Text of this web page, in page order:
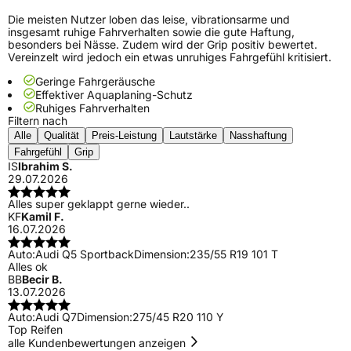
Die meisten Nutzer loben das leise, vibrationsarme und
insgesamt ruhige Fahrverhalten sowie die gute Haftung,
besonders bei Nässe. Zudem wird der Grip positiv bewertet.
Vereinzelt wird jedoch ein etwas unruhiges Fahrgefühl kritisiert.
Geringe Fahrgeräusche
Effektiver Aquaplaning-Schutz
Ruhiges Fahrverhalten
Filtern nach
Alle Qualität Preis-Leistung Lautstärke
Nasshaftung
Fahrgefühl
Grip
ISIbrahim S.
29.07.2026
Alles super geklappt gerne wieder..
KFKamil F.
16.07.2026
Auto:Audi Q5 SportbackDimension:235/55 R19 101 T
Alles ok
BBBecir B.
13.07.2026
Auto:Audi Q7Dimension:275/45 R20 110 Y
Top Reifen
alle Kundenbewertungen anzeigen